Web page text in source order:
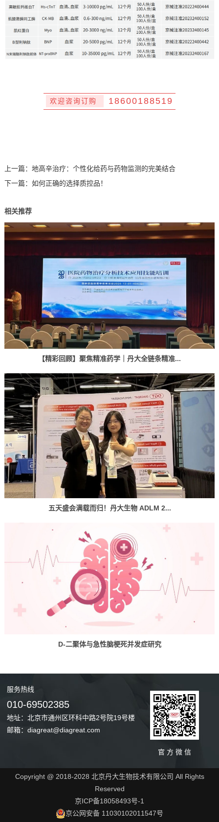
欢迎咨询订购 18600188519
上一篇： 地高辛治疗：个性化给药与药物监测的完美结合
下一篇： 如何正确的选择质控品！
相关推荐
【精彩回顾】聚焦精准药学｜丹大全链条精准...
五天盛会满载而归！丹大生物 ADLM 2...
D-二聚体与急性脑梗死并发症研究
服务热线
010-69502385
地址：北京市通州区环科中路2号院19号楼
邮箱：diagreat@diagreat.com
官 方 微 信
Copyright @ 2018-2028 北京丹大生物技术有限公司 All Rights
Reserved
京ICP备18058493号-1
京公网安备 11030102011547号